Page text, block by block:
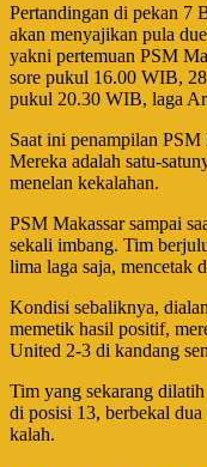
Pertandingan di pekan 7
akan menyajikan pula
yakni pertemuan PSM
sore pukul 16.00 WIB,
pukul 20.30 WIB, laga
Saat ini penampilan
Mereka adalah satu-
menelan kekalahan.
PSM Makassar sampai
sekali imbang. Tim
lima laga saja, mencetak
Kondisi sebaliknya,
memetik hasil positif,
United 2-3 di kandang
Tim yang sekarang dilatih
di posisi 13, berbekal
kalah.